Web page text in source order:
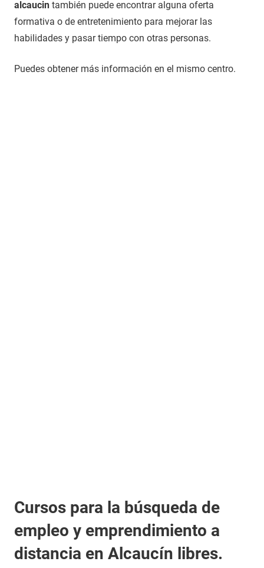
alcaucin también puede encontrar alguna oferta
formativa o de entretenimiento para mejorar las
habilidades y pasar tiempo con otras personas.
Puedes obtener más información en el mismo centro.
Cursos para la búsqueda de
empleo y emprendimiento a
distancia en Alcaucín libres.